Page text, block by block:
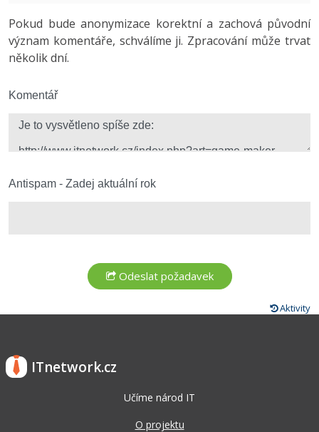
WordPress specialista
Umělá inteligence (AI) -10%
Fórum
Windows
Kybernetická bezpečnost
Fórum
Pokud bude anonymizace korektní a zachová původní
význam komentáře, schválíme ji. Zpracování může trvat
několik dní.
Komentář
Antispam - Zadej aktuální rok
Aktivity
ITnetwork.cz
Učíme národ IT
O projektu